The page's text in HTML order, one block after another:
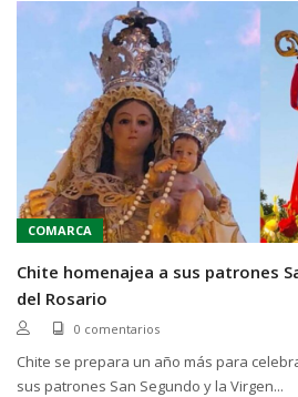
COMARCA
Chite homenajea a sus patrones
del Rosario
0 comentarios
Chite se prepara un año más para
sus patrones San Segundo y la Virgen...